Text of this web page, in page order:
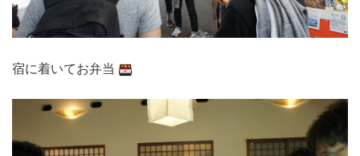
宿に着いてお弁当